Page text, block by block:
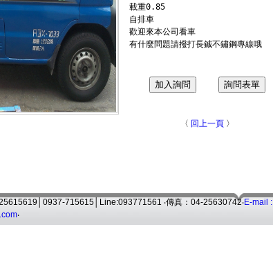
載重0.85
自排車
歡迎來本公司看車
有什麼問題請撥打長鋮不鏽鋼專線哦
〈 回上一頁〉
715615│Line:093771561 ‧傳真： 04-25630742‧E-mail :
‧